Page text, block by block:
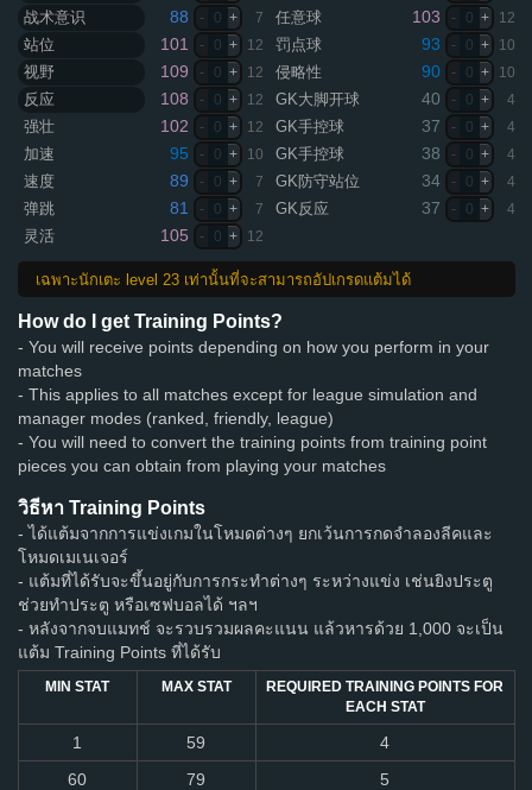
战术意识 88 - 0 + 7
站位 101 - 0 + 12
视野 109 - 0 + 12
反应 108 - 0 + 12
强壮 102 - 0 + 12
加速 95 - 0 + 10
速度 89 - 0 + 7
弹跳 81 - 0 + 7
灵活 105 - 0 + 12
任意球 103 - 0 + 12
罚点球 93 - 0 + 10
侵略性 90 - 0 + 10
GK大脚开球 40 - 0 + 4
GK手控球 37 - 0 + 4
GK手控球 38 - 0 + 4
GK防守站位 34 - 0 + 4
GK反应 37 - 0 + 4
เฉพาะนักเตะ level 23 เท่านั้นที่จะสามารถอัปเกรดแต้มได้
How do I get Training Points?
- You will receive points depending on how you perform in your
matches
- This applies to all matches except for league simulation and
manager modes (ranked, friendly, league)
- You will need to convert the training points from training point
pieces you can obtain from playing your matches
วิธีหา Training Points
- ได้แต้มจากการแข่งเกมในโหมดต่างๆ ยกเว้นการกดจำลองลีคและ
โหมดเมเนเจอร์
- แต้มที่ได้รับจะขึ้นอยู่กับการกระทำต่างๆ ระหว่างแข่ง เช่นยิงประตู
ช่วยทำประตู หรือเซฟบอลได้ ฯลฯ
- หลังจากจบแมทช์ จะรวบรวมผลคะแนน แล้วหารด้วย 1,000 จะเป็น
แต้ม Training Points ที่ได้รับ
MIN STAT MAX STAT
REQUIRED TRAINING POINTS FOR
EACH STAT
1 59
4
60
79
5